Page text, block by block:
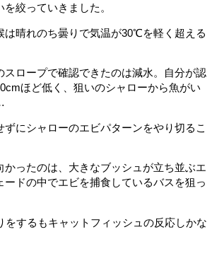
絞っていきました。
は晴れのち曇りで気温が30℃を軽く超える
スロープで確認できたのは減水。自分が認
ほど低く、狙いのシャローから魚がい
ずにシャローのエビパターンをやり切るこ
かったのは、大きなブッシュが立ち並ぶエ
ードの中でエビを捕食しているバスを狙っ
をするもキャットフィッシュの反応しかな